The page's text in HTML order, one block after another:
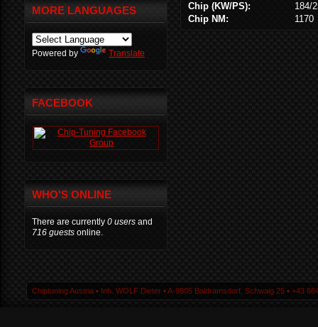
Chip (KW/PS):
184/
Chip NM:
1170
MORE LANGUAGES
Powered by Translate
FACEBOOK
WHO'S ONLINE
There are currently 0 users and
716 guests online.
Chiptuning Austria ▪ Inh. WOLF Dieter ▪ A-9805 Baldramsdorf, Schwaig 25 ▪ +43